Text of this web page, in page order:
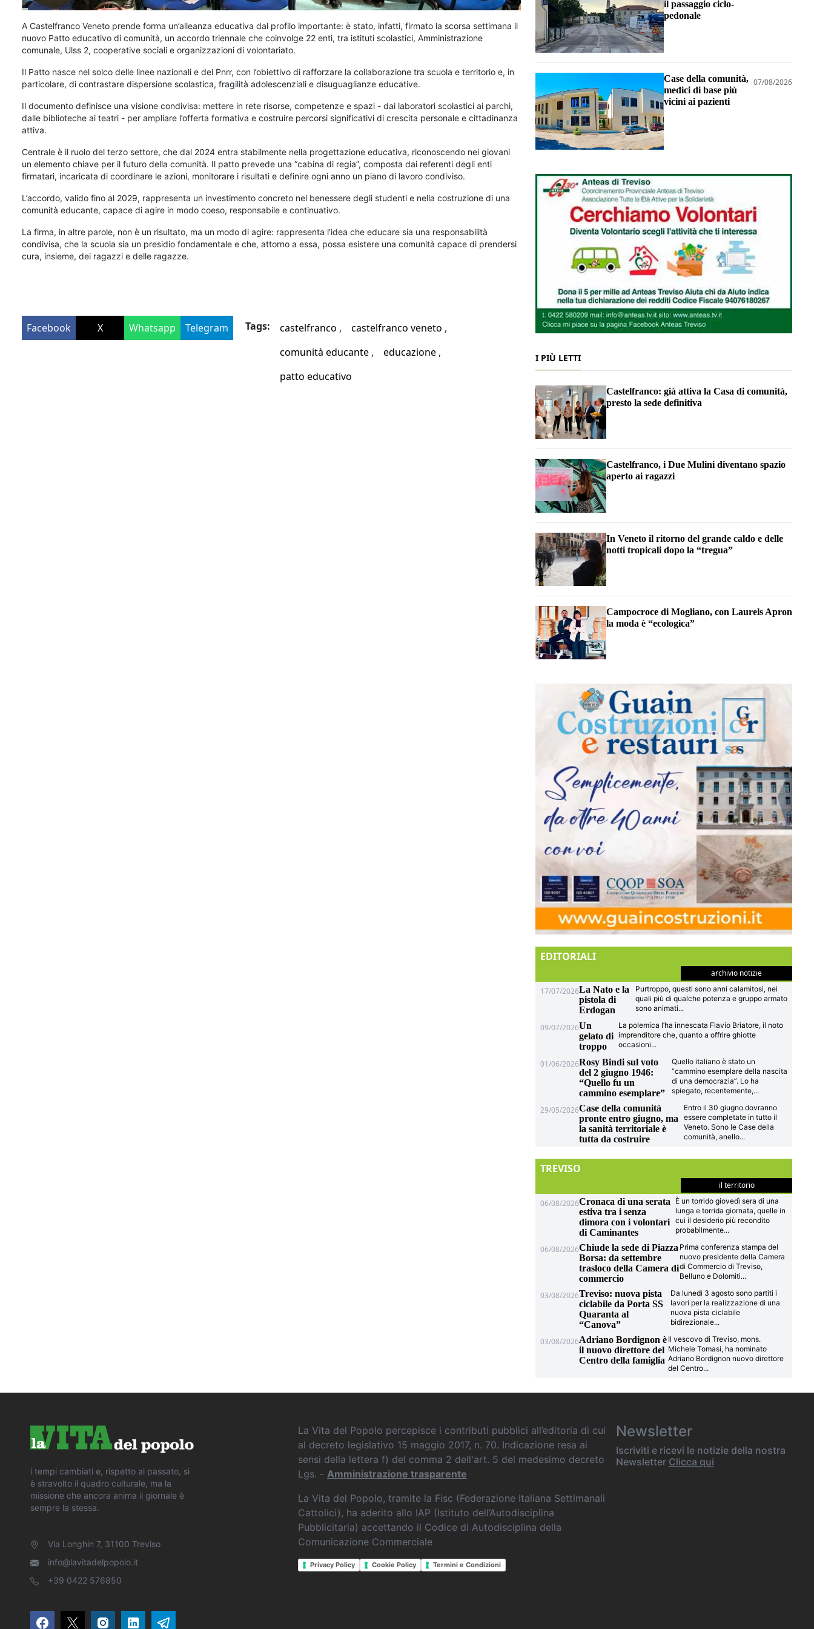
A Castelfranco Veneto prende forma un’alleanza educativa dal profilo importante: è stato, infatti, firmato la scorsa settimana il
nuovo Patto educativo di comunità, un accordo triennale che coinvolge 22 enti, tra istituti scolastici, Amministrazione
comunale, Ulss 2, cooperative sociali e organizzazioni di volontariato.
Il Patto nasce nel solco delle linee nazionali e del Pnrr, con l’obiettivo di rafforzare la collaborazione tra scuola e territorio e, in
particolare, di contrastare dispersione scolastica, fragilità adolescenziali e disuguaglianze educative.
Il documento definisce una visione condivisa: mettere in rete risorse, competenze e spazi - dai laboratori scolastici ai parchi,
dalle biblioteche ai teatri - per ampliare l’offerta formativa e costruire percorsi significativi di crescita personale e cittadinanza
attiva.
Centrale è il ruolo del terzo settore, che dal 2024 entra stabilmente nella progettazione educativa, riconoscendo nei giovani
un elemento chiave per il futuro della comunità. Il patto prevede una “cabina di regia”, composta dai referenti degli enti
firmatari, incaricata di coordinare le azioni, monitorare i risultati e definire ogni anno un piano di lavoro condiviso.
L’accordo, valido fino al 2029, rappresenta un investimento concreto nel benessere degli studenti e nella costruzione di una
comunità educante, capace di agire in modo coeso, responsabile e continuativo.
La firma, in altre parole, non è un risultato, ma un modo di agire: rappresenta l’idea che educare sia una responsabilità
condivisa, che la scuola sia un presidio fondamentale e che, attorno a essa, possa esistere una comunità capace di prendersi
cura, insieme, dei ragazzi e delle ragazze.
Facebook X Whatsapp Telegram Tags: castelfranco
castelfranco veneto
comunità educante
educazione
patto educativo
il passaggio ciclo-
pedonale
Case della comunità,
medici di base più
vicini ai pazienti
07/08/2026
I PIÙ LETTI
Castelfranco: già attiva la Casa di comunità,
presto la sede definitiva
Castelfranco, i Due Mulini diventano spazio
aperto ai ragazzi
In Veneto il ritorno del grande caldo e delle
notti tropicali dopo la “tregua”
Campocroce di Mogliano, con Laurels Apron
la moda è “ecologica”
EDITORIALI
archivio notizie
17/07/2026La Nato e la
pistola di
Erdogan
Purtroppo, questi sono anni calamitosi, nei
quali più di qualche potenza e gruppo armato
sono animati...
09/07/2026Un
gelato di
troppo
La polemica l’ha innescata Flavio Briatore, il noto
imprenditore che, quanto a offrire ghiotte
occasioni...
01/06/2026Rosy Bindi sul voto
del 2 giugno 1946:
“Quello fu un
cammino esemplare”
Quello italiano è stato un
“cammino esemplare della nascita
di una democrazia”. Lo ha
spiegato, recentemente,...
29/05/2026Case della comunità
pronte entro giugno, ma
la sanità territoriale è
tutta da costruire
Entro il 30 giugno dovranno
essere completate in tutto il
Veneto. Sono le Case della
comunità, anello...
TREVISO
il territorio
06/08/2026Cronaca di una serata
estiva tra i senza
dimora con i volontari
di Caminantes
È un torrido giovedì sera di una
lunga e torrida giornata, quelle in
cui il desiderio più recondito
probabilmente...
06/08/2026Chiude la sede di Piazza
Borsa: da settembre
trasloco della Camera di
commercio
Prima conferenza stampa del
nuovo presidente della Camera
di Commercio di Treviso,
Belluno e Dolomiti...
03/08/2026Treviso: nuova pista
ciclabile da Porta SS
Quaranta al
“Canova”
Da lunedì 3 agosto sono partiti i
lavori per la realizzazione di una
nuova pista ciclabile
bidirezionale...
03/08/2026Adriano Bordignon è
il nuovo direttore del
Centro della famiglia
Il vescovo di Treviso, mons.
Michele Tomasi, ha nominato
Adriano Bordignon nuovo direttore
del Centro...
i tempi cambiati e, rispetto al passato, si
è stravolto il quadro culturale, ma la
missione che ancora anima il giornale è
sempre la stessa.
Via Longhin 7, 31100 Treviso
info@lavitadelpopolo.it
+39 0422 576850
La Vita del Popolo percepisce i contributi pubblici all’editoria di cui
al decreto legislativo 15 maggio 2017, n. 70. Indicazione resa ai
sensi della lettera f) del comma 2 dell'art. 5 del medesimo decreto
Lgs. -Amministrazione trasparente
La Vita del Popolo, tramite la Fisc (Federazione Italiana Settimanali
Cattolici), ha aderito allo IAP (Istituto dell’Autodisciplina
Pubblicitaria) accettando il Codice di Autodisciplina della
Comunicazione Commerciale
Privacy Policy Cookie Policy Termini e Condizioni
Newsletter
Iscriviti e ricevi le notizie della nostra
Newsletter Clicca qui